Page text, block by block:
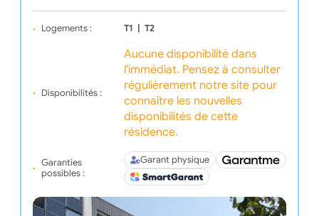
Logements : T1 T2
Disponibilités :
Aucune disponibilité dans
l'immédiat. Pensez à consulter
régulièrement notre site pour
connaître les nouvelles
disponibilités de cette
résidence.
Garanties
possibles :
Garant physique